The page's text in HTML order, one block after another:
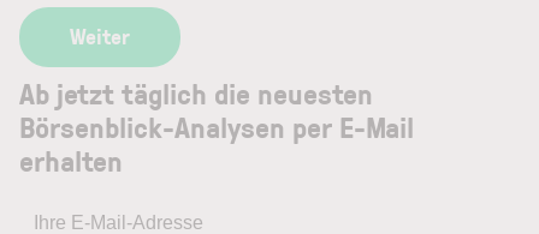
Ab jetzt täglich die neuesten
Börsenblick-Analysen per E-Mail
erhalten
Ihre E-Mail-Adresse